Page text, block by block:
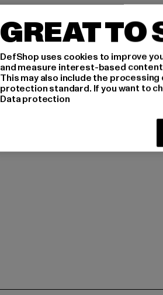
GREAT TO
DefShop uses cookies to improve
and measure interest-based
This may also include the
protection standard. If you want to
Data protection